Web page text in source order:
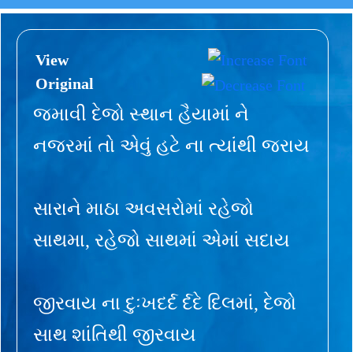
View
Original
જમાવી દેજો સ્થાન હૈયામાં ને
નજરમાં તો એવું હટે ના ત્યાંથી જરાય
સારાને માઠા અવસરોમાં રહેજો
સાથમા, રહેજો સાથમાં એમાં સદાય
જીરવાય ના દુઃખદર્દ ર્દદે દિલમાં, દેજો
સાથ શાંતિથી જીરવાય